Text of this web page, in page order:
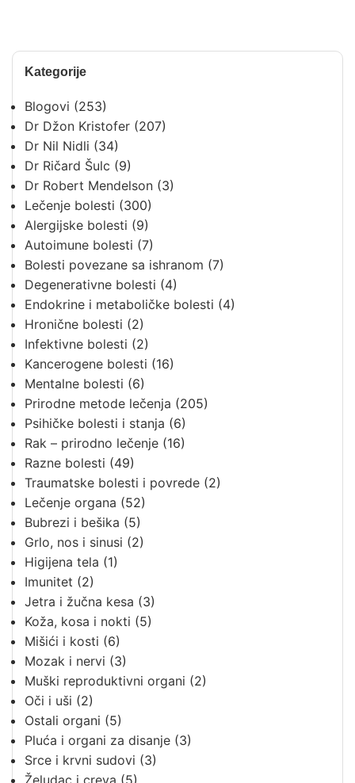
Kategorije
Blogovi (253)
Dr Džon Kristofer (207)
Dr Nil Nidli (34)
Dr Ričard Šulc (9)
Dr Robert Mendelson (3)
Lečenje bolesti (300)
Alergijske bolesti (9)
Autoimune bolesti (7)
Bolesti povezane sa ishranom (7)
Degenerativne bolesti (4)
Endokrine i metaboličke bolesti (4)
Hronične bolesti (2)
Infektivne bolesti (2)
Kancerogene bolesti (16)
Mentalne bolesti (6)
Prirodne metode lečenja (205)
Psihičke bolesti i stanja (6)
Rak – prirodno lečenje (16)
Razne bolesti (49)
Traumatske bolesti i povrede (2)
Lečenje organa (52)
Bubrezi i bešika (5)
Grlo, nos i sinusi (2)
Higijena tela (1)
Imunitet (2)
Jetra i žučna kesa (3)
Koža, kosa i nokti (5)
Mišići i kosti (6)
Mozak i nervi (3)
Muški reproduktivni organi (2)
Oči i uši (2)
Ostali organi (5)
Pluća i organi za disanje (3)
Srce i krvni sudovi (3)
Želudac i creva (5)